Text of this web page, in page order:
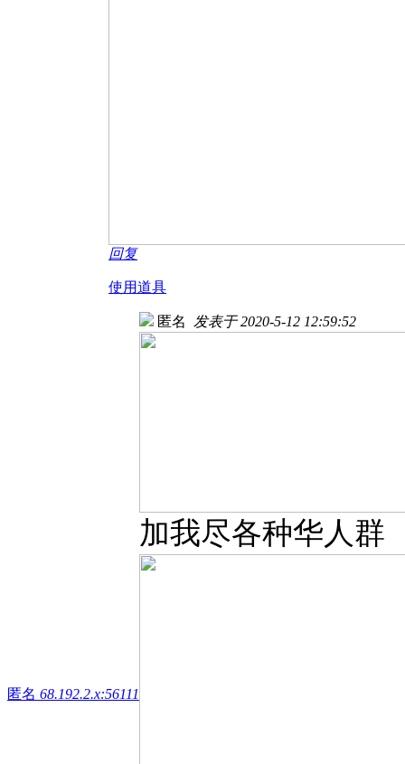
回复
使用道具
匿名 68.192.2.x:56111
匿名 发表于 2020-5-12 12:59:52
加我尽各种华人群